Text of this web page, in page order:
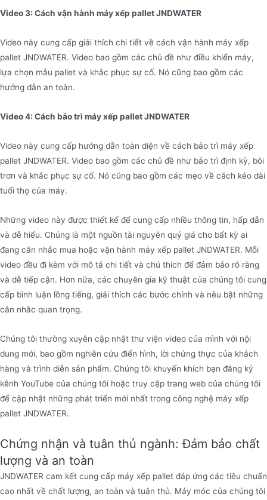
Video 3: Cách vận hành máy xếp pallet JNDWATER
Video này cung cấp giải thích chi tiết về cách vận hành máy xếp
pallet JNDWATER. Video bao gồm các chủ đề như điều khiển máy,
lựa chọn mẫu pallet và khắc phục sự cố. Nó cũng bao gồm các
hướng dẫn an toàn.
Video 4: Cách bảo trì máy xếp pallet JNDWATER
Video này cung cấp hướng dẫn toàn diện về cách bảo trì máy xếp
pallet JNDWATER. Video bao gồm các chủ đề như bảo trì định kỳ, bôi
trơn và khắc phục sự cố. Nó cũng bao gồm các mẹo về cách kéo dài
tuổi thọ của máy.
Những video này được thiết kế để cung cấp nhiều thông tin, hấp dẫn
và dễ hiểu. Chúng là một nguồn tài nguyên quý giá cho bất kỳ ai
đang cân nhắc mua hoặc vận hành máy xếp pallet JNDWATER. Mỗi
video đều đi kèm với mô tả chi tiết và chú thích để đảm bảo rõ ràng
và dễ tiếp cận. Hơn nữa, các chuyên gia kỹ thuật của chúng tôi cung
cấp bình luận lồng tiếng, giải thích các bước chính và nêu bật những
cân nhắc quan trọng.
Chúng tôi thường xuyên cập nhật thư viện video của mình với nội
dung mới, bao gồm nghiên cứu điển hình, lời chứng thực của khách
hàng và trình diễn sản phẩm. Chúng tôi khuyến khích bạn đăng ký
kênh YouTube của chúng tôi hoặc truy cập trang web của chúng tôi
để cập nhật những phát triển mới nhất trong công nghệ máy xếp
pallet JNDWATER.
Chứng nhận và tuân thủ ngành: Đảm bảo chất
lượng và an toàn
JNDWATER cam kết cung cấp máy xếp pallet đáp ứng các tiêu chuẩn
cao nhất về chất lượng, an toàn và tuân thủ. Máy móc của chúng tôi